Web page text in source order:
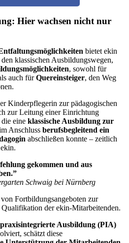
Hier wachsen nicht nur
bietet ekin
klassischen Ausbildungswegen,
, sowohl für
auch fürQuereinsteiger, den Weg
Kinderpflegerin zur pädagogischen
zur Leitung einer Einrichtung
eine klassische Ausbildung zur
Anschluss berufsbegleitend ein
abschließen konnte – zeitlich
gekommen und aus
Schwaig bei Nürnberg
Fortbildungsangeboten zur
der ekin-Mitarbeitenden.
praxisintegrierte Ausbildung (PIA)
schätzt diese